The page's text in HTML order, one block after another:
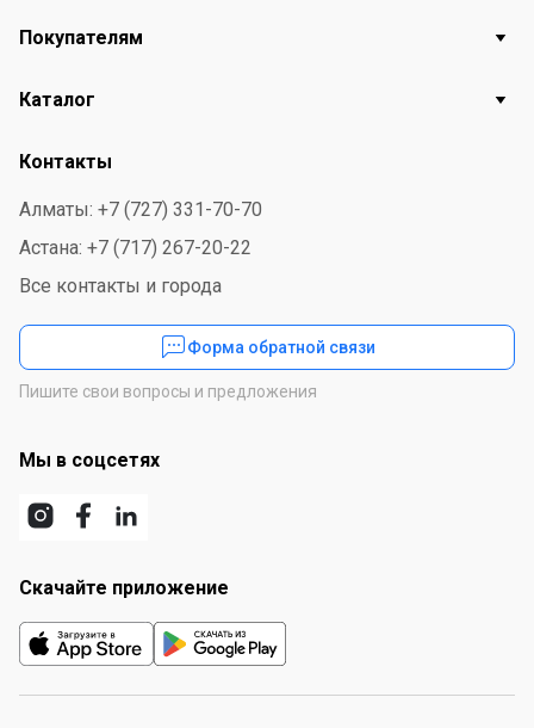
Покупателям
Каталог
Контакты
Алматы: +7 (727) 331-70-70
Астана: +7 (717) 267-20-22
Все контакты и города
Форма обратной связи
Пишите свои вопросы и предложения
Мы в соцсетях
Скачайте приложение